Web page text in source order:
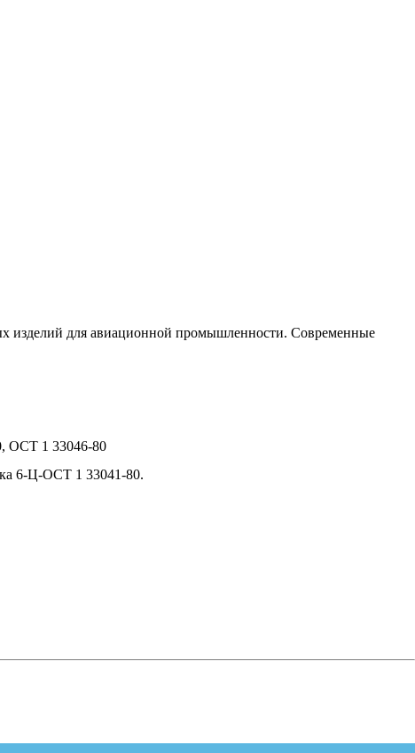
изделий для авиационной промышленности. Современные
ОСТ 1 33046-80
6-Ц-ОСТ 1 33041-80.